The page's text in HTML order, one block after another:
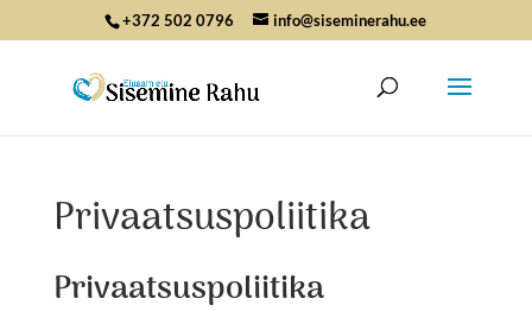
+372 502 0796 info@siseminerahu.ee
Privaatsuspoliitika
Privaatsuspoliitika